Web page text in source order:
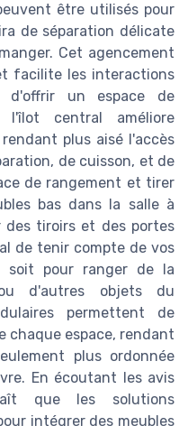
être utilisés pour
de séparation délicate
Cet agencement
facilite les interactions
d'offrir un espace de
l'îlot central améliore
plus aisé l'accès
de cuisson, et de
de rangement et tirer
bas dans la salle à
des tiroirs et des portes
de tenir compte de vos
soit pour ranger de la
d'autres objets du
permettent de
chaque espace, rendant
plus ordonnée
En écoutant les avis
que les solutions
intégrer des meubles